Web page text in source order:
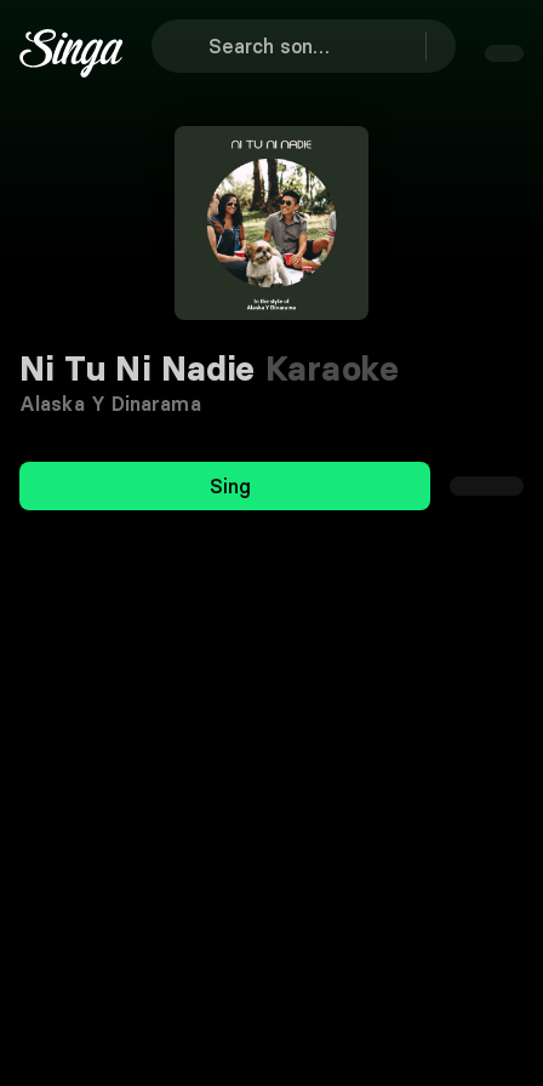
Ni Tu Ni Nadie Karaoke
Alaska Y Dinarama
Sing